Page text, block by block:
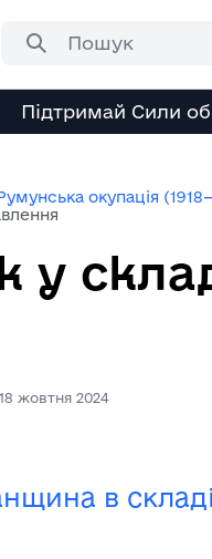
Підтримай Сили
окупація
у
жовтня 2024
в